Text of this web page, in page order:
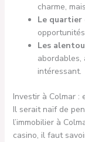
charme,
Le quartier
Les
intéressant.
Investir à Colmar
Il serait naïf de
l’immobilier à
casino, il faut